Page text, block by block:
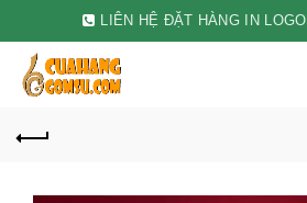
LIÊN HỆ ĐẶT HÀNG IN LOGO